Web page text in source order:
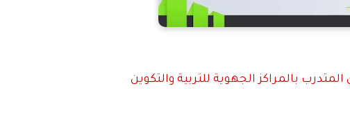
بالمراكز الجهوية للتربية والتكوين